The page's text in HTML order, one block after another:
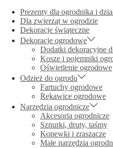
Prezenty dla ogrodnika i
Dla zwierząt w ogrodzie
Dekoracje świąteczne
Dekoracje ogrodowe
Dodatki dekoracyjne
Kosze i pojemniki
Oświetlenie ogrodowe
Odzież do ogrodu
Fartuchy ogrodowe
Rękawice ogrodowe
Narzędzia ogrodnicze
Akcesoria ogrodnicze
Sznurki, druty, taśmy
Konewki i zraszacze
Małe narzędzia